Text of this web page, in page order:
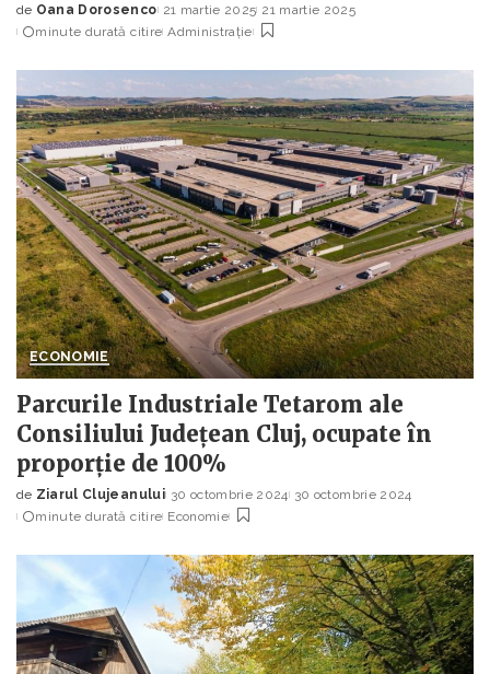
Posted
by
de Oana Dorosenco 21 martie 2025 21 martie 2025
minute durată citire Administrație
ECONOMIE
Parcurile Industriale Tetarom ale
Consiliului Județean Cluj, ocupate în
proporție de 100%
Posted
by
de Ziarul Clujeanului 30 octombrie 2024 30 octombrie 2024
minute durată citire Economie